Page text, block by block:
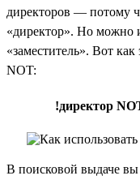
директоров — потому
«директор». Но можно
«заместитель». Вот
NOT:
!директор
В поисковой выдаче вы